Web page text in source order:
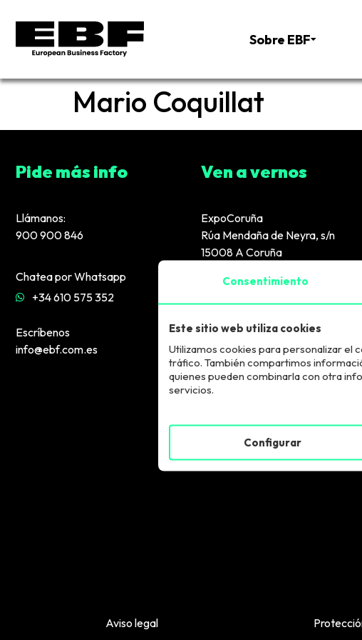
Sobre EBF
Mario Coquillat
Pide más info
Llámanos:
900 900 846
Chatea por Whatsapp
+34 610 575 352
Escríbenos
info@ebf.com.es
Ven a vernos
ExpoCoruña
Rúa Mendaña de Neyra, s/n
15008 A Coruña
Aviso legal
Consentimiento
Este sitio web utiliza cookies
Utilizamos cookies para personalizar el
tráfico. También compartimos
quienes pueden combinarla con otra
servicios.
Configurar